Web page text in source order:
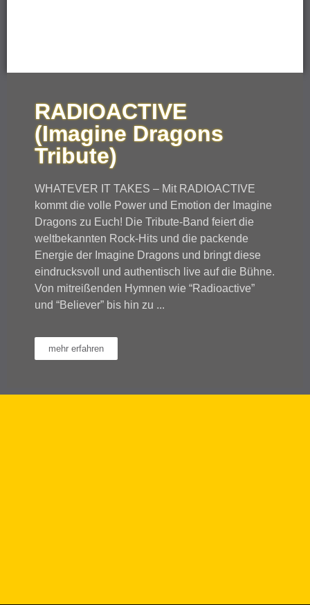
RADIOACTIVE
(Imagine Dragons
Tribute)
WHATEVER IT TAKES – Mit RADIOACTIVE
kommt die volle Power und Emotion der Imagine
Dragons zu Euch! Die Tribute-Band feiert die
weltbekannten Rock-Hits und die packende
Energie der Imagine Dragons und bringt diese
eindrucksvoll und authentisch live auf die Bühne.
Von mitreißenden Hymnen wie “Radioactive”
und “Believer” bis hin zu ...
mehr erfahren